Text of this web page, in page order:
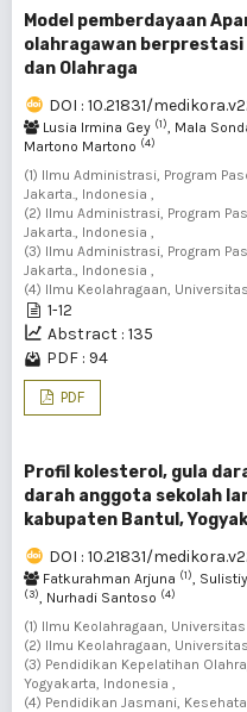
Model pemberdayaan
olahragawan berprestasi
dan Olahraga
DOI : 10.21831/
Lusia Irmina Gey (1), Mala
Martono Martono (4)
(1) Ilmu Administrasi, Program
Jakarta., Indonesia ,
(2) Ilmu Administrasi, Program
Jakarta., Indonesia ,
(3) Ilmu Administrasi, Program
Jakarta., Indonesia ,
(4) Ilmu Keolahragaan,
1-12
Abstract : 135
PDF : 94
PDF
Profil kolesterol, gula
darah anggota sekolah
kabupaten Bantul,
DOI : 10.21831/
Fatkurahman Arjuna (1),
(3), Nurhadi Santoso (4)
(1) Ilmu Keolahragaan,
(2) Ilmu Keolahragaan,
(3) Pendidikan Kepelatihan
Yogyakarta, Indonesia ,
(4) Pendidikan Jasmani,